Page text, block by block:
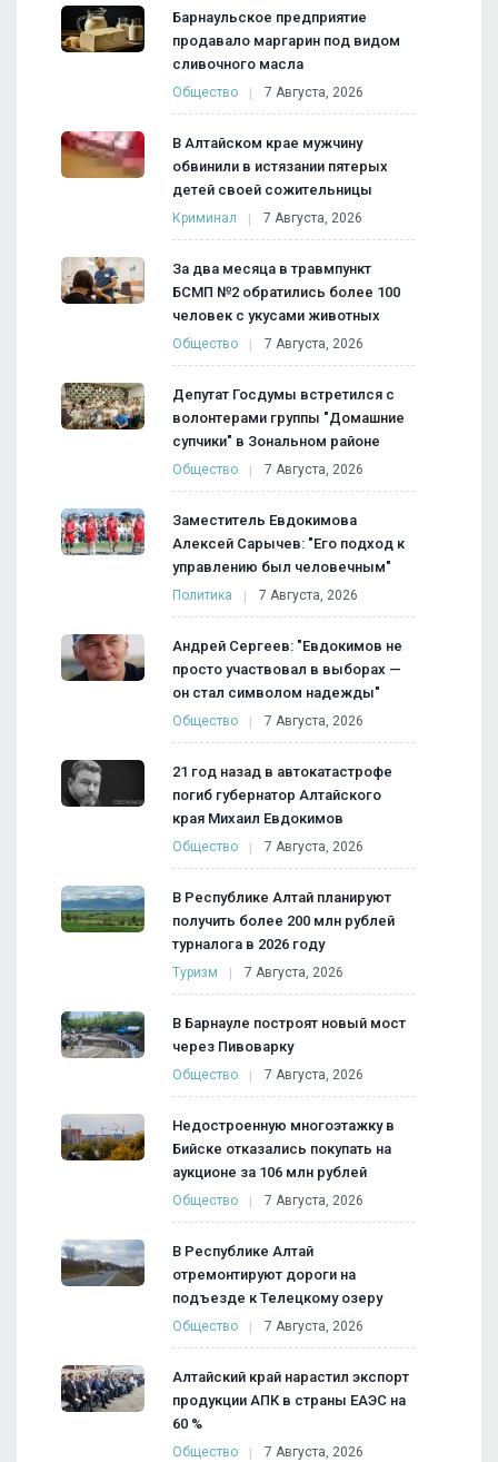
Барнаульское предприятие
продавало маргарин под видом
сливочного масла
Общество 7 Августа, 2026
В Алтайском крае мужчину
обвинили в истязании пятерых
детей своей сожительницы
Криминал 7 Августа, 2026
За два месяца в травмпункт
БСМП №2 обратились более 100
человек с укусами животных
Общество 7 Августа, 2026
Депутат Госдумы встретился с
волонтерами группы "Домашние
супчики" в Зональном районе
Общество 7 Августа, 2026
Заместитель Евдокимова
Алексей Сарычев: "Его подход к
управлению был человечным"
Политика 7 Августа, 2026
Андрей Сергеев: "Евдокимов не
просто участвовал в выборах —
он стал символом надежды"
Общество 7 Августа, 2026
21 год назад в автокатастрофе
погиб губернатор Алтайского
края Михаил Евдокимов
Общество 7 Августа, 2026
В Республике Алтай планируют
получить более 200 млн рублей
турналога в 2026 году
Туризм 7 Августа, 2026
В Барнауле построят новый мост
через Пивоварку
Общество 7 Августа, 2026
Недостроенную многоэтажку в
Бийске отказались покупать на
аукционе за 106 млн рублей
Общество 7 Августа, 2026
В Республике Алтай
отремонтируют дороги на
подъезде к Телецкому озеру
Общество 7 Августа, 2026
Алтайский край нарастил экспорт
продукции АПК в страны ЕАЭС на
60 %
Общество 7 Августа, 2026